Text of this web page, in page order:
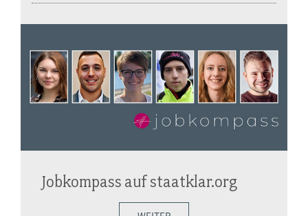
Jobkompass auf staatklar.org